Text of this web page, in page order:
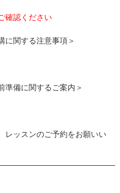
確認ください
に関する注意事項＞
準備に関するご案内＞
レッスンのご予約をお願いい